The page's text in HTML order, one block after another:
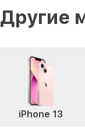
Другие
iPhone 13